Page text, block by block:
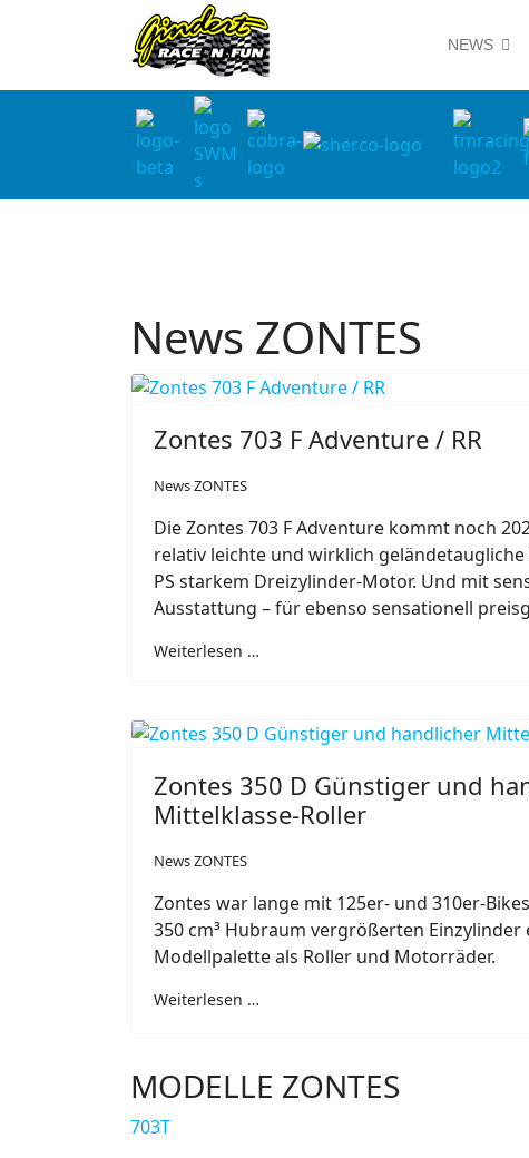
NEWS
News ZONTES
Zontes 703 F Adventure / RR
News ZONTES
Die Zontes 703 F Adventure kommt noch
relativ leichte und wirklich
PS starkem Dreizylinder-Motor. Und mit
Ausstattung – für ebenso sensationell
Weiterlesen …
Zontes 350 D Günstiger und
Mittelklasse-Roller
News ZONTES
Zontes war lange mit 125er- und 310er-
350 cm³ Hubraum vergrößerten
Modellpalette als Roller und Motorräder.
Weiterlesen …
MODELLE ZONTES
703T